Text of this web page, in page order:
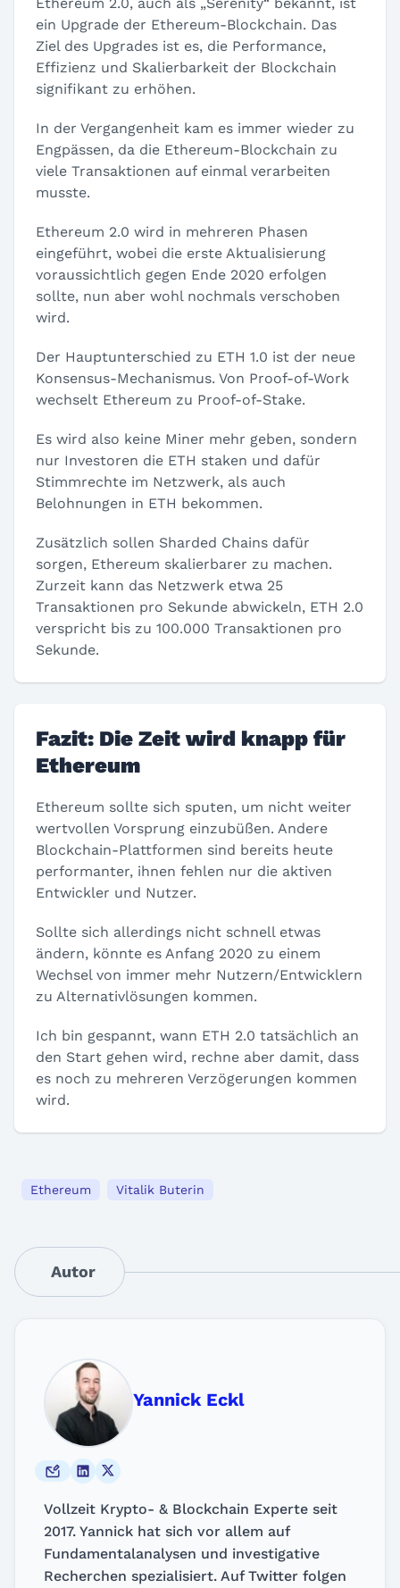
ein Upgrade der Ethereum-Blockchain. Das
Ziel des Upgrades ist es, die Performance,
Effizienz und Skalierbarkeit der Blockchain
signifikant zu erhöhen.
In der Vergangenheit kam es immer wieder zu
Engpässen, da die Ethereum-Blockchain zu
viele Transaktionen auf einmal verarbeiten
musste.
Ethereum 2.0 wird in mehreren Phasen
eingeführt, wobei die erste Aktualisierung
voraussichtlich gegen Ende 2020 erfolgen
sollte, nun aber wohl nochmals verschoben
wird.
Der Hauptunterschied zu ETH 1.0 ist der neue
Konsensus-Mechanismus. Von Proof-of-Work
wechselt Ethereum zu Proof-of-Stake.
Es wird also keine Miner mehr geben, sondern
nur Investoren die ETH staken und dafür
Stimmrechte im Netzwerk, als auch
Belohnungen in ETH bekommen.
Zusätzlich sollen Sharded Chains dafür
sorgen, Ethereum skalierbarer zu machen.
Zurzeit kann das Netzwerk etwa 25
Transaktionen pro Sekunde abwickeln, ETH 2.0
verspricht bis zu 100.000 Transaktionen pro
Sekunde.
Fazit: Die Zeit wird knapp für
Ethereum
Ethereum sollte sich sputen, um nicht weiter
wertvollen Vorsprung einzubüßen. Andere
Blockchain-Plattformen sind bereits heute
performanter, ihnen fehlen nur die aktiven
Entwickler und Nutzer.
Sollte sich allerdings nicht schnell etwas
ändern, könnte es Anfang 2020 zu einem
Wechsel von immer mehr Nutzern/Entwicklern
zu Alternativlösungen kommen.
Ich bin gespannt, wann ETH 2.0 tatsächlich an
den Start gehen wird, rechne aber damit, dass
es noch zu mehreren Verzögerungen kommen
wird.
Ethereum Vitalik Buterin
Autor
Yannick Eckl
Vollzeit Krypto- & Blockchain Experte seit
2017. Yannick hat sich vor allem auf
Fundamentalanalysen und investigative
Recherchen spezialisiert. Auf Twitter folgen